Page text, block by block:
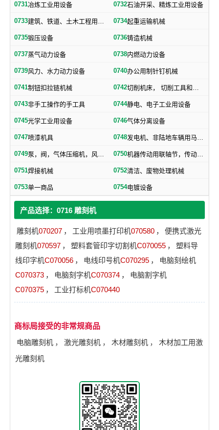
0731冶炼工业用设备 0732石油开采、精炼工业用设备
0733 建筑、铁道、土木工程用机械 0734起重运输机械
0735锻压设备 0736铸造机械
0737蒸气动力设备 0738内燃动力设备
0739风力、水力动力设备 0740办公用制针钉机械
0741制钮扣拉链机械 0742 切削机床， 切削工具和其他金属加工机械
0743非手工操作的手工具 0744静电、电子工业用设备
0745光学工业用设备 0746气体分离设备
0747喷漆机具 0748 发电机、非陆地车辆用马达和引擎及其零部件
0749 泵，阀，气体压缩机，风机，，液压元件，气动元件 0750 机器传动用联轴节，传动带及其他机器零部件
0751焊接机械 0752清洁、废物处理机械
0753单一商品 0754电镀设备
产品选择：0716 雕刻机
雕刻机070207 ， 工业用喷墨打印机070580 ，
便携式激光
雕刻机070597 ， 塑料套管印字切割机C070055 ，
塑料导
线印字机C070056 ， 电线印号机C070295 ，
电脑刻绘机
C070373 ， 电脑刻字机C070374 ，
电脑割字机
C070375 ， 工业打标机C070440
商标局接受的非常规商品
电脑雕刻机 ， 激光雕刻机 ， 木材雕刻机 ，
木材加工用激
光雕刻机